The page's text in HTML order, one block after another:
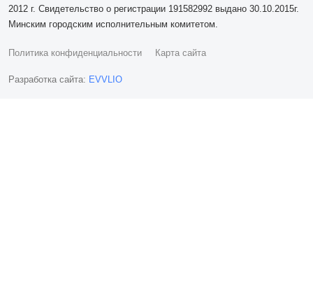
2012 г. Свидетельство о регистрации 191582992 выдано 30.10.2015г.
Минским городским исполнительным комитетом.
Политика конфиденциальности Карта сайта
Разработка сайта: EVVLIO